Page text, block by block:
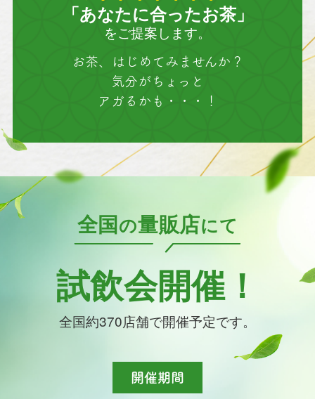
「あなたに合ったお茶」
をご提案します。
お茶、はじめてみませんか？
気分がちょっと
アガるかも・・・！
全国の量販店にて
試飲会開催！
全国約370店舗で開催予定です。
開催期間